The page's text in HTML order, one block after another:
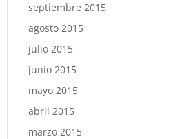
septiembre 2015
agosto 2015
julio 2015
junio 2015
mayo 2015
abril 2015
marzo 2015